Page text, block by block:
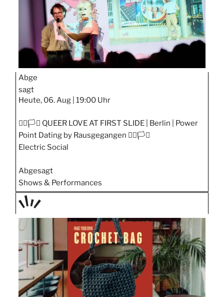
Abge
sagt
Heute, 06. Aug | 19:00 Uhr
🏳️‍🌈🏳️‍⚧️ QUEER LOVE AT FIRST SLIDE | Berlin | Power
Point Dating by Rausgegangen 🏳️‍🌈🏳️‍⚧️
Electric Social
Abgesagt
Shows & Performances
TAGE
STIPP